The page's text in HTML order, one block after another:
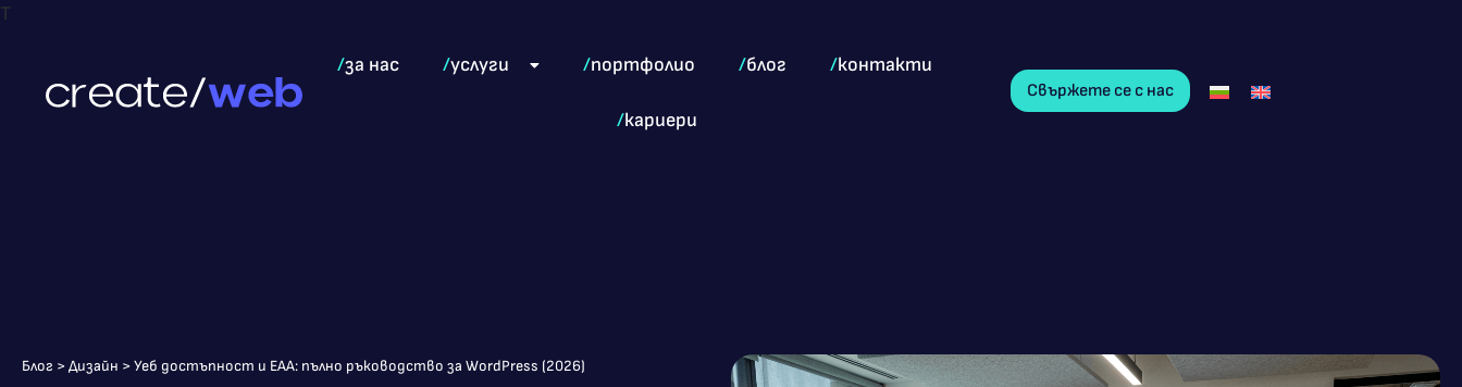
T
/за нас /услуги /портфолио /блог /контакти
/кариери
Свържете се с нас
Блог > Дизайн > Уеб достъпност и EAA: пълно ръководство за WordPress (2026)